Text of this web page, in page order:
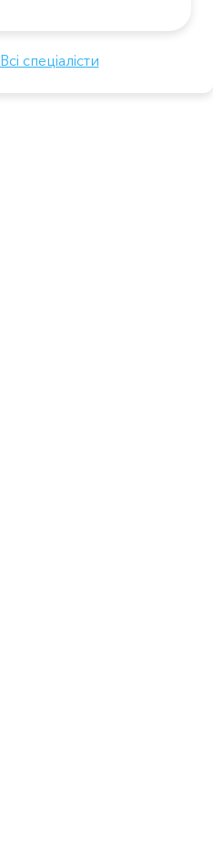
Всі спеціалісти